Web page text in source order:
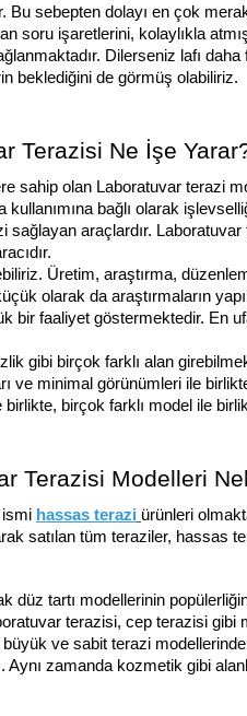
sebepten dolayı en çok
soru işaretlerini, kolaylıkla
Dilerseniz lafı
beklediğini de görmüş olabiliriz.
Terazisi Ne İşe
sahip olan Laboratuvar terazi
bağlı olarak
sağlayan araçlardır.
Üretim, araştırma,
olarak da araştırmaların
bir faaliyet göstermektedir. En
gibi birçok farklı alan
ve minimal görünümleri ile
birçok farklı model ile
Terazisi Modelleri
ismi hassas terazi ürünleri
satılan tüm teraziler, hassas
düz tartı modellerinin
terazisi, cep terazisi gibi
ve sabit terazi
Aynı zamanda kozmetik gibi